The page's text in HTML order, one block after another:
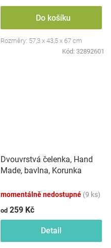
Do košíku
Rozměry: 57,3 x 43,5 x 67 cm
Kód: 32892601
Dvouvrstvá čelenka, Hand
Made, bavlna, Korunka
momentálně nedostupné (9 ks)
od 259 Kč
Detail